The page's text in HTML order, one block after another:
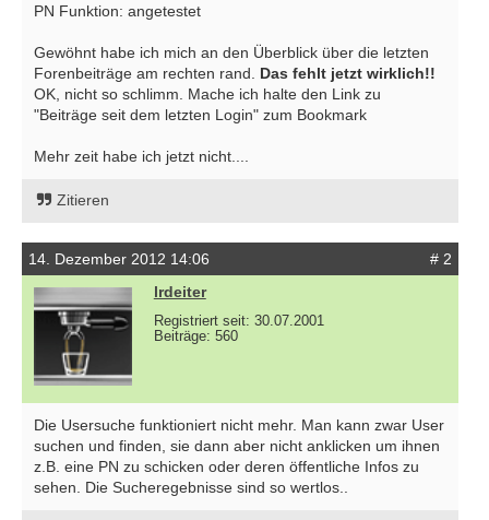
PN Funktion: angetestet
Gewöhnt habe ich mich an den Überblick über die letzten
Forenbeiträge am rechten rand. Das fehlt jetzt wirklich!!
OK, nicht so schlimm. Mache ich halte den Link zu
"Beiträge seit dem letzten Login" zum Bookmark
Mehr zeit habe ich jetzt nicht....
Zitieren
14. Dezember 2012 14:06
# 2
lrdeiter
Registriert seit: 30.07.2001
Beiträge: 560
Die Usersuche funktioniert nicht mehr. Man kann zwar User
suchen und finden, sie dann aber nicht anklicken um ihnen
z.B. eine PN zu schicken oder deren öffentliche Infos zu
sehen. Die Sucheregebnisse sind so wertlos..